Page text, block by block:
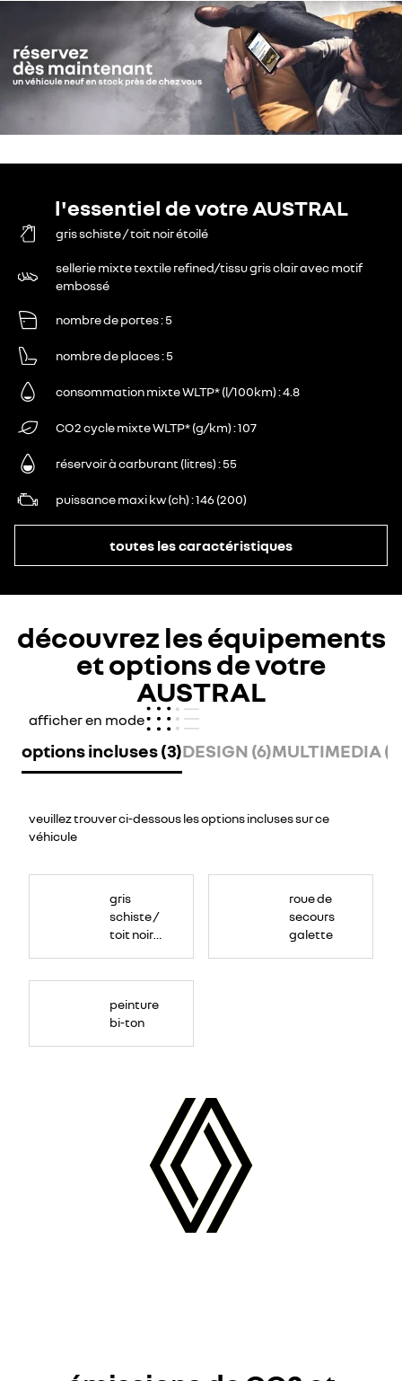
l'essentiel de votre AUSTRAL
gris schiste / toit noir étoilé
sellerie mixte textile refined/tissu gris clair avec motif
embossé
nombre de portes 5
nombre de places 5
consommation mixte WLTP* (l/100km) 4.8
CO2 cycle mixte WLTP* (g/km) 107
réservoir à carburant (litres) 55
puissance maxi kw (ch) 146 (200)
toutes les caractéristiques
découvrez les équipements
et options de votre
AUSTRAL
afficher en mode
options incluses (3)DESIGN (6)MULTIMEDIA
veuillez trouver ci-dessous les options incluses sur ce
véhicule
gris
schiste /
toit noir
roue de
secours
galette
peinture
bi-ton